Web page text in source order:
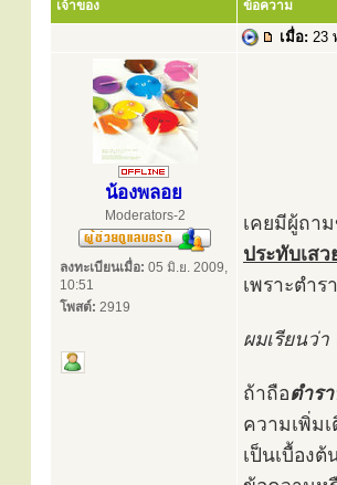
เจ้าของ ข้อความ
เมื่อ: 23
น้องพลอย
Moderators-2
ลงทะเบียนเมื่อ: 05 มิ.ย. 2009,
10:51
โพสต์: 2919
เคยมีผู้ถา
ประทับเส
เพราะตำ
ผมเรียนว่
ถ้าถือตำร
ความเพิ่ม
เป็นเบื้องต้